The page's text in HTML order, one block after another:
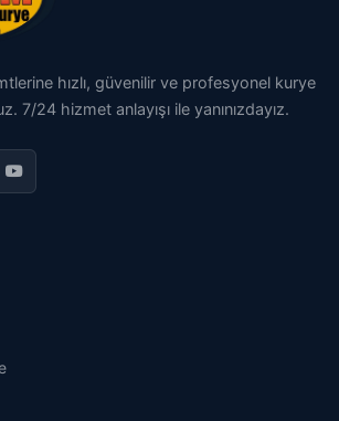
hızlı, güvenilir ve profesyonel kurye
7/24 hizmet anlayışı ile yanınızdayız.